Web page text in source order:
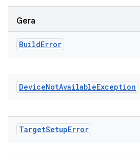
Gera
BuildError
DeviceNotAvailableException
TargetSetupError